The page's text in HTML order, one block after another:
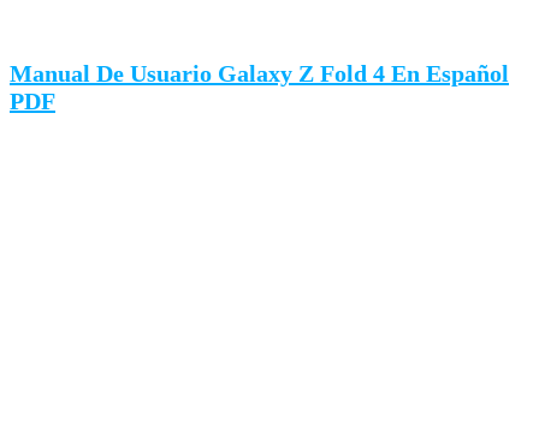
Manual De Usuario Galaxy Z Fold 4 En Español
PDF